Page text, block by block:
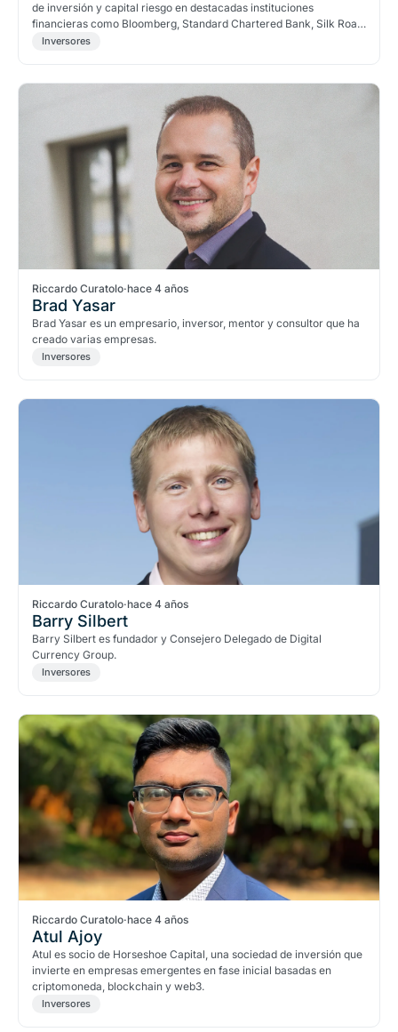
de inversión y capital riesgo en destacadas instituciones
financieras como Bloomberg, Standard Chartered Bank, Silk Road
Finance y China Merchants Capital.
Inversores
Riccardo Curatolo·hace 4 años
Brad Yasar
Brad Yasar es un empresario, inversor, mentor y consultor que ha
creado varias empresas.
Inversores
Riccardo Curatolo·hace 4 años
Barry Silbert
Barry Silbert es fundador y Consejero Delegado de Digital
Currency Group.
Inversores
Riccardo Curatolo·hace 4 años
Atul Ajoy
Atul es socio de Horseshoe Capital, una sociedad de inversión que
invierte en empresas emergentes en fase inicial basadas en
criptomoneda, blockchain y web3.
Inversores